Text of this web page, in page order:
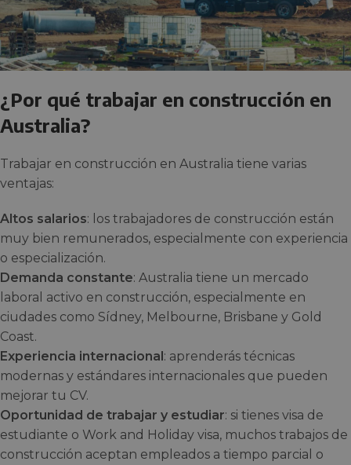
¿Por qué trabajar en construcción en
Australia?
Trabajar en construcción en Australia tiene varias
ventajas:
Altos salarios: los trabajadores de construcción están
muy bien remunerados, especialmente con experiencia
o especialización.
Demanda constante: Australia tiene un mercado
laboral activo en construcción, especialmente en
ciudades como Sídney, Melbourne, Brisbane y Gold
Coast.
Experiencia internacional: aprenderás técnicas
modernas y estándares internacionales que pueden
mejorar tu CV.
Oportunidad de trabajar y estudiar: si tienes visa de
estudiante o Work and Holiday visa, muchos trabajos de
construcción aceptan empleados a tiempo parcial o